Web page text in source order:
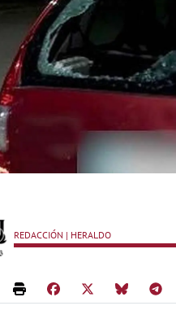
REDACCIÓN | HERALDO